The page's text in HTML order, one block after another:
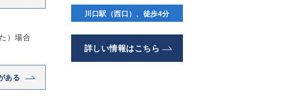
）場合
ある
川口駅（西口）、徒歩4分
詳しい情報はこちら